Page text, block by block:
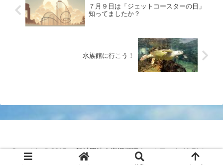
７月９日は「ジェットコースターの日」
知ってましたか？
水族館に行こう！
Copyright © 2015 一般社団法人資源循環ネットワーク All Rights